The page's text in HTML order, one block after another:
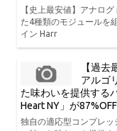
【史上最安値】アナロ
た4種類のモジュールを
イン Harr
【過
アルゴ
た味わいを提供する
Heart NY」が
独自の適応型コンプレ